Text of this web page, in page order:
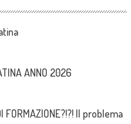
ANNO 2026
FORMAZIONE?!?! Il problema